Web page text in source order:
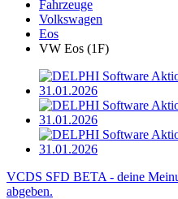
Fahrzeuge
Volkswagen
Eos
VW Eos (1F)
VCDS SFD BETA - deine
abgeben.